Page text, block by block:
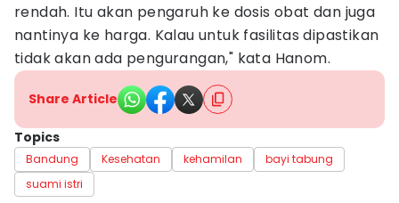
rendah. Itu akan pengaruh ke dosis obat dan juga
nantinya ke harga. Kalau untuk fasilitas dipastikan
tidak akan ada pengurangan," kata Hanom.
Share Article
Topics
Bandung Kesehatan kehamilan
bayi tabung
suami istri